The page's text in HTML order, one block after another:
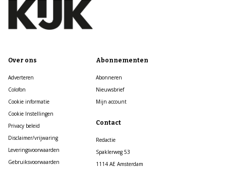
Over ons
Adverteren
Colofon
Cookie informatie
Cookie Instellingen
Privacy beleid
Disclaimer/vrijwaring
Leveringsvoorwaarden
Gebruiksvoorwaarden
Abonnementen
Abonneren
Nieuwsbrief
Mijn account
Contact
Redactie
Spaklerweg 53
1114 AE Amsterdam